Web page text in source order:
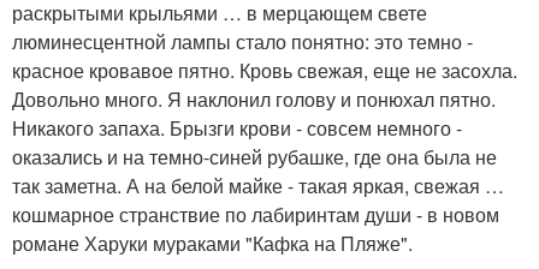
раскрытыми крыльями … в мерцающем свете
люминесцентной лампы стало понятно: это темно -
красное кровавое пятно. Кровь свежая, еще не засохла.
Довольно много. Я наклонил голову и понюхал пятно.
Никакого запаха. Брызги крови - совсем немного -
оказались и на темно-синей рубашке, где она была не
так заметна. А на белой майке - такая яркая, свежая …
кошмарное странствие по лабиринтам души - в новом
романе Харуки мураками "Кафка на Пляже".